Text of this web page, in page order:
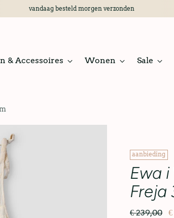
vandaag besteld morgen verzonden
& Accessoires Wonen Sale
aanbieding
Ewa
Freja
€ 239,00